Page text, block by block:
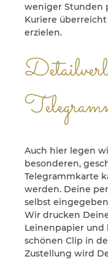
weniger Stunden
Kuriere
erzielen.
Auch hier legen
besonderen,
Telegrammkarte
werden. Deine
selbst
Wir drucken
Leinenpapier
schönen Clip in
Zustellung wird